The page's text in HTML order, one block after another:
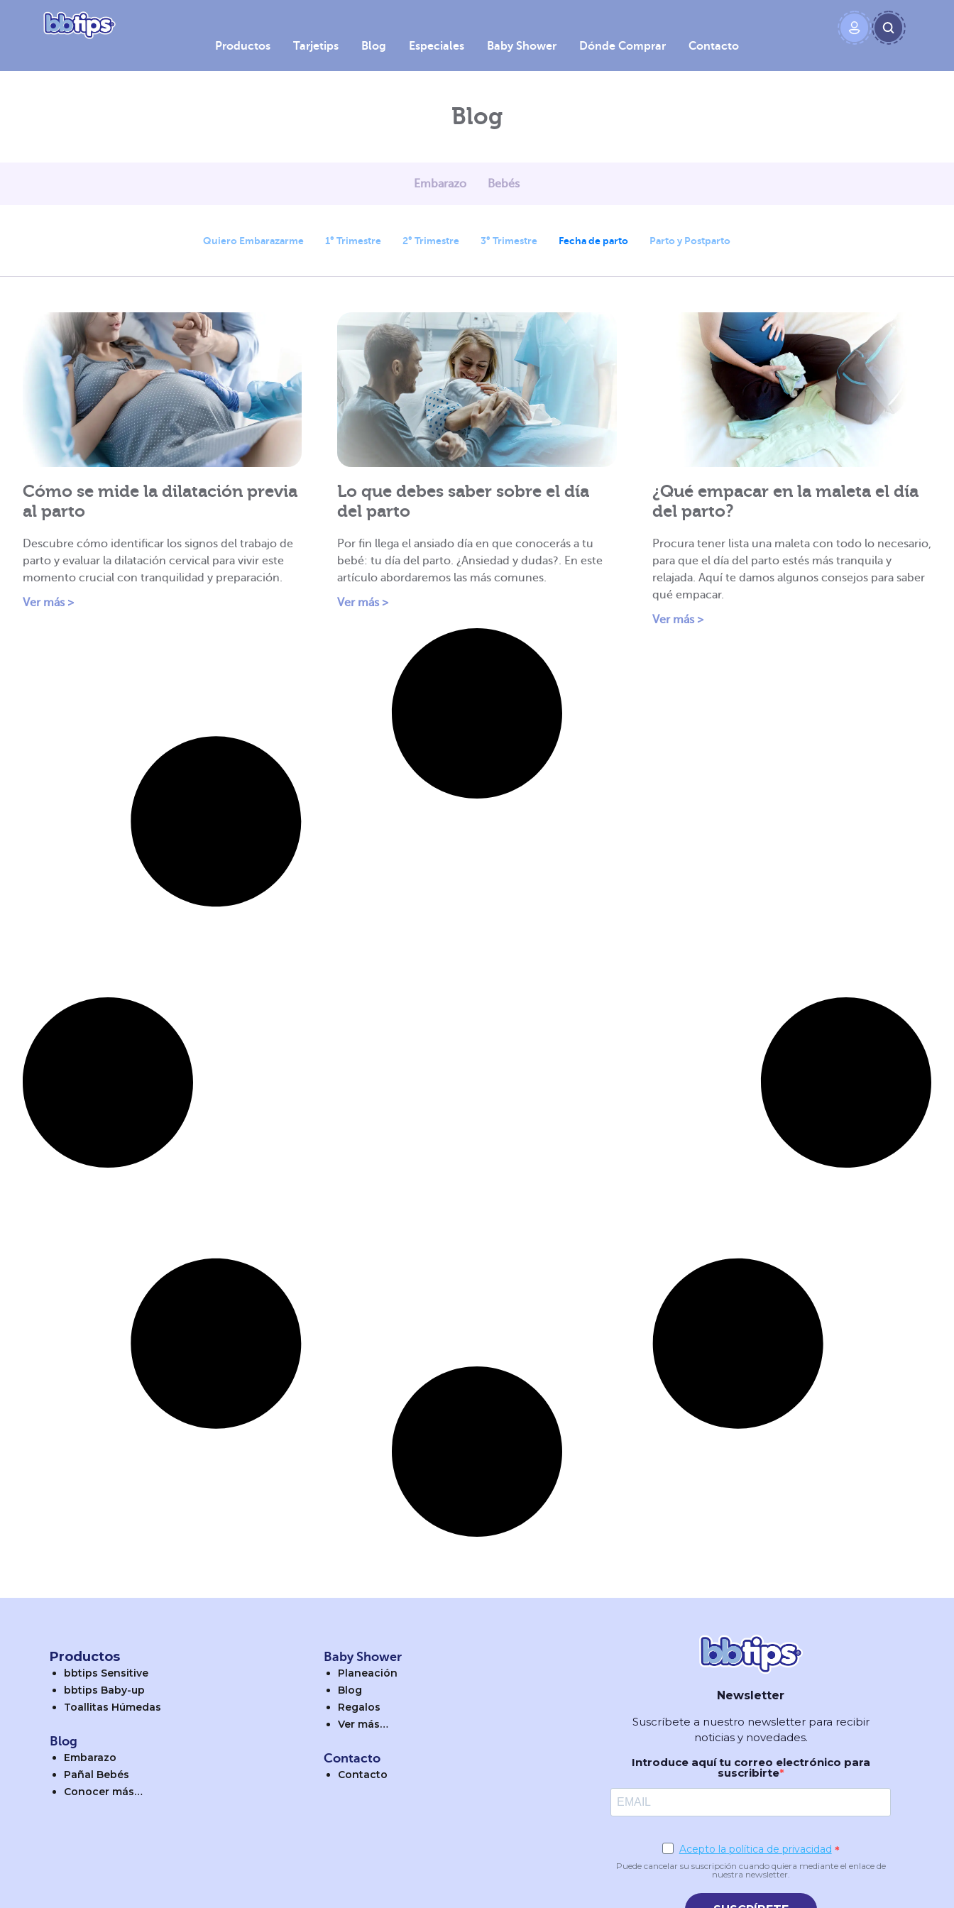
Productos Tarjetips Blog Especiales Baby Shower Dónde Comprar Contacto
Blog
Embarazo Bebés
Quiero Embarazarme 1° Trimestre 2° Trimestre 3° Trimestre Fecha de parto Parto y Postparto
Cómo se mide la dilatación previa
al parto
Descubre cómo identificar los signos del trabajo de
parto y evaluar la dilatación cervical para vivir este
momento crucial con tranquilidad y preparación.
Ver más >
Lo que debes saber sobre el día
del parto
Por fin llega el ansiado día en que conocerás a tu
bebé: tu día del parto. ¿Ansiedad y dudas?. En este
artículo abordaremos las más comunes.
Ver más >
¿Qué empacar en la maleta el día
del parto?
Procura tener lista una maleta con todo lo necesario,
para que el día del parto estés más tranquila y
relajada. Aquí te damos algunos consejos para saber
qué empacar.
Ver más >
Productos
bbtips Sensitive
bbtips Baby-up
Toallitas Húmedas
Blog
Embarazo
Pañal Bebés
Conocer más…
Baby Shower
Planeación
Blog
Regalos
Ver más…
Contacto
Contacto
Newsletter
Suscríbete a nuestro newsletter para recibir
noticias y novedades.
Introduce aquí tu correo electrónico para
suscribirte
Acepto la política de privacidad
Puede cancelar su suscripción cuando quiera mediante el enlace de
nuestra newsletter.